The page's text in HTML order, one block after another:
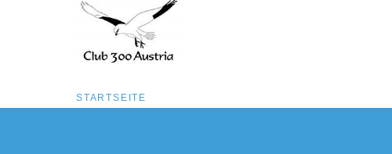
Pfadnavigation
STARTSEITE